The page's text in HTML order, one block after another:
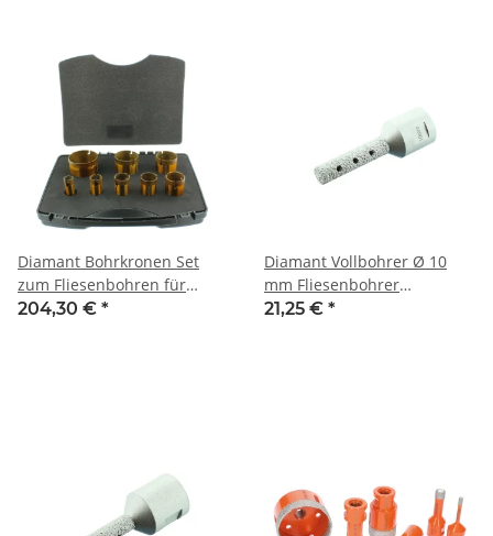
Diamant Bohrkronen Set
zum Fliesenbohren für
Winkelschleifer M14
204,30 € *
Diamant Vollbohrer Ø 10
mm Fliesenbohrer
Diamantfräser M14
21,25 € *